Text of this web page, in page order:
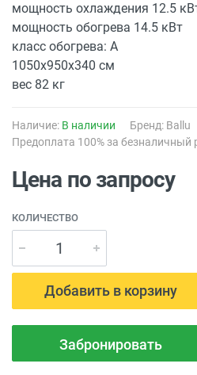
мощность охлаждения 12.5
мощность обогрева 14.5 кВт
класс обогрева: A
1050х950х340 см
вес 82 кг
Наличие: В наличии Бренд: Ballu
Предоплата 100% за безналичный
Цена по запросу
КОЛИЧЕСТВО
Добавить в корзину
Забронировать